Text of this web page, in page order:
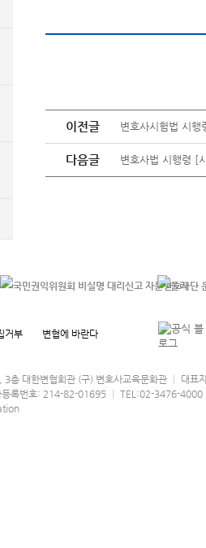
이전글 변호사시험법 시
다음글 변호사법 시행령
거부
변협에 바란다
층 대한변협회관 (구) 변호사교육문화관 │ 대표
등록번호: 214-82-01695 │ TEL:02-3476-